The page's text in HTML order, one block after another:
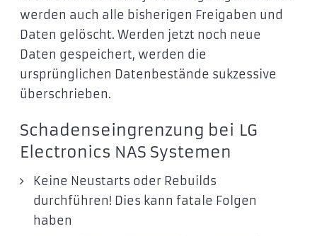
werden auch alle bisherigen Freigaben und
Daten gelöscht. Werden jetzt noch neue
Daten gespeichert, werden die
ursprünglichen Datenbestände sukzessive
überschrieben.
Schadenseingrenzung bei LG
Electronics NAS Systemen
Keine Neustarts oder Rebuilds
durchführen! Dies kann fatale Folgen
haben